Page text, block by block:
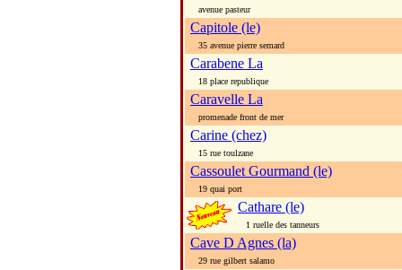
avenue pasteur
Capitole (le)
35 avenue pierre semard
Carabene La
18 place republique
Caravelle La
promenade front de mer
Carine (chez)
15 rue toulzane
Cassoulet Gourmand (le)
19 quai port
Cathare (le)
1 ruelle des tanneurs
Cave D Agnes (la)
29 rue gilbert salamo